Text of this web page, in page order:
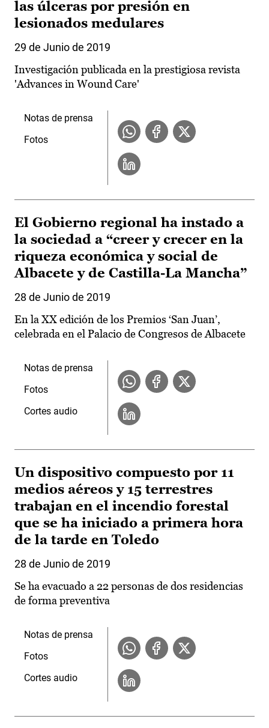
las úlceras por presión en
lesionados medulares
29 de Junio de 2019
Investigación publicada en la prestigiosa revista
'Advances in Wound Care'
Notas de prensa
Fotos
El Gobierno regional ha instado a
la sociedad a “creer y crecer en la
riqueza económica y social de
Albacete y de Castilla-La Mancha”
28 de Junio de 2019
En la XX edición de los Premios ‘San Juan’,
celebrada en el Palacio de Congresos de Albacete
Notas de prensa
Fotos
Cortes audio
Un dispositivo compuesto por 11
medios aéreos y 15 terrestres
trabajan en el incendio forestal
que se ha iniciado a primera hora
de la tarde en Toledo
28 de Junio de 2019
Se ha evacuado a 22 personas de dos residencias
de forma preventiva
Notas de prensa
Fotos
Cortes audio